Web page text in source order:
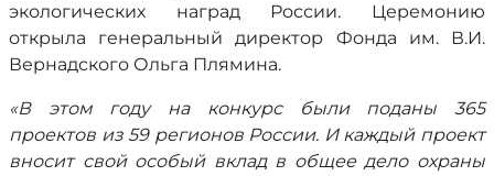
экологических наград России. Церемонию
открыла генеральный директор Фонда им. В.И.
Вернадского Ольга Плямина.
«В этом году на конкурс были поданы 365
проектов из 59 регионов России. И каждый проект
вносит свой особый вклад в общее дело охраны